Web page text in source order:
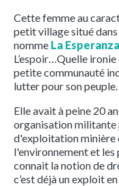
Cette femme au
petit village situé
nomme La Esperanza
L’espoir…Quelle
petite communauté
lutter pour son peuple.
Elle avait à peine 20
organisation militante
d'exploitation minière
l'environnement et les
connait la notion de
c’est déjà un exploit